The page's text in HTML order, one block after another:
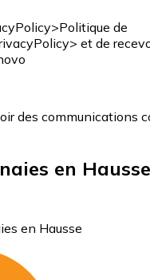
de
et de
des communications
en
en Hausse